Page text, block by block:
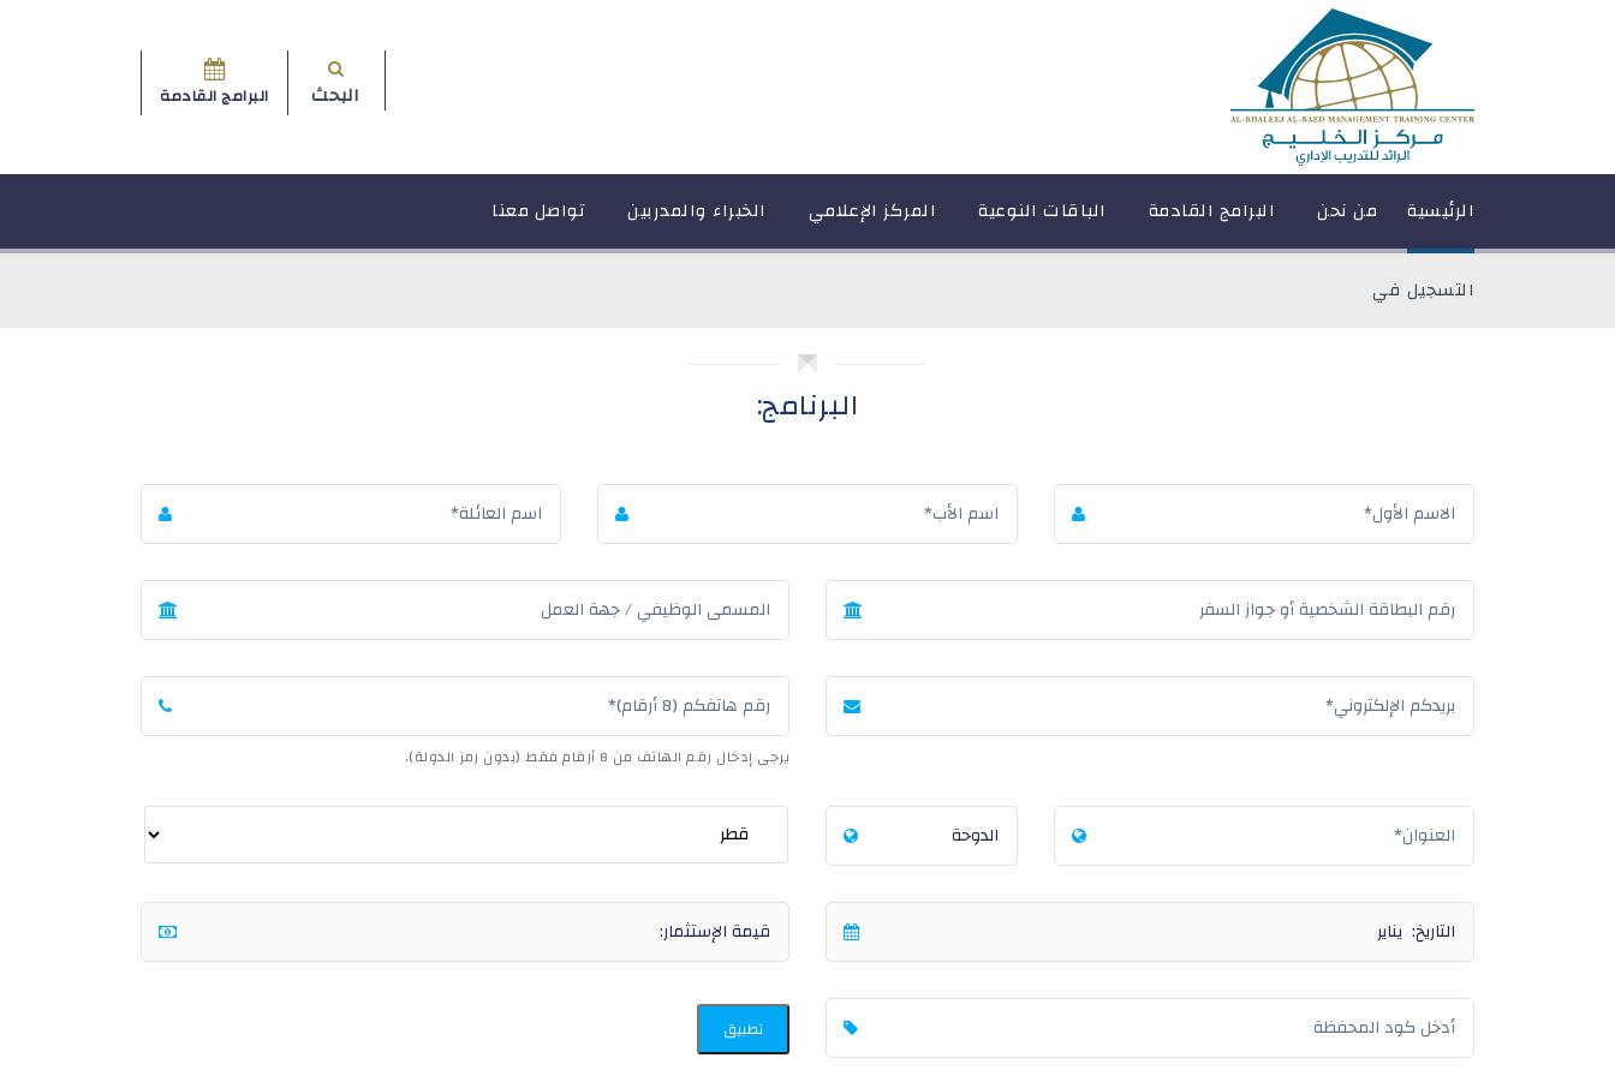
البرامج القادمة البحث
الرئيسية من نحن البرامج القادمة الباقات النوعية المركز الإعلامي الخبراء والمدربين تواصل معنا
التسجيل في
البرنامج:
يرجى إدخال رقم الهاتف من 8 أرقام فقط (بدون رمز الدولة).
تطبيق